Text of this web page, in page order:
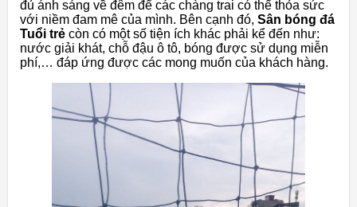
đủ ánh sáng về đêm để các chàng trai có thể thỏa sức
với niềm đam mê của mình. Bên cạnh đó, Sân bóng đá
Tuổi trẻ còn có một số tiện ích khác phải kể đến như:
nước giải khát, chỗ đậu ô tô, bóng được sử dụng miễn
phí,… đáp ứng được các mong muốn của khách hàng.